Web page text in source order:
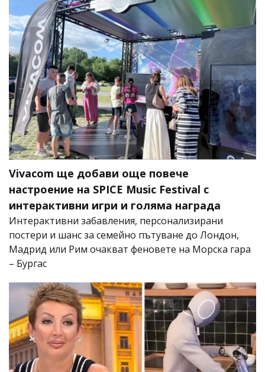
Vivacom ще добави още повече
настроение на SPICE Music Festival с
интерактивни игри и голяма награда
Интерактивни забавления, персонализирани
постери и шанс за семейно пътуване до Лондон,
Мадрид или Рим очакват феновете на Морска гара
– Бургас